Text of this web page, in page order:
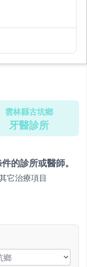
雲林縣古坑鄉
牙醫診所
的診所或醫師。
它治療項目